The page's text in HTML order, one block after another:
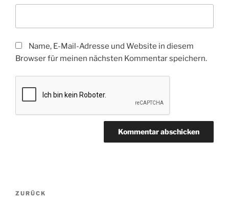
Name, E-Mail-Adresse und Website in diesem
Browser für meinen nächsten Kommentar speichern.
Beitragsnavigation
Vorheriger
ZURÜCK